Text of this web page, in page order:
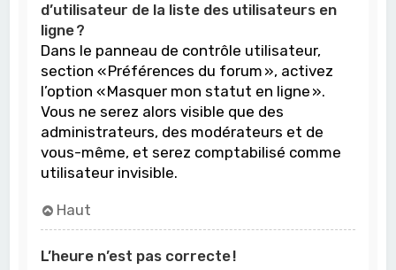
d’utilisateur de la liste des utilisateurs en
ligne ?
Dans le panneau de contrôle utilisateur,
section « Préférences du forum », activez
l’option « Masquer mon statut en ligne ».
Vous ne serez alors visible que des
administrateurs, des modérateurs et de
vous-même, et serez comptabilisé comme
utilisateur invisible.
Haut
L’heure n’est pas correcte !